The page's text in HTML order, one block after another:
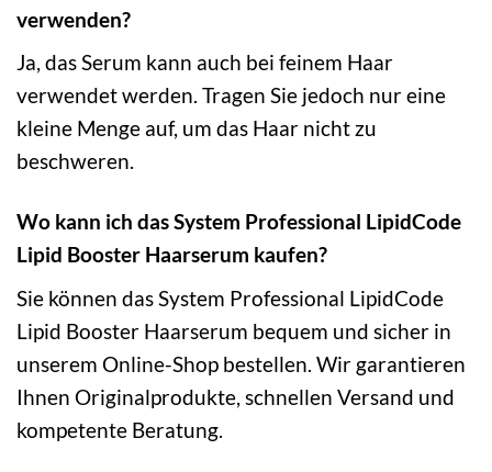
verwenden?
Ja, das Serum kann auch bei feinem Haar
verwendet werden. Tragen Sie jedoch nur eine
kleine Menge auf, um das Haar nicht zu
beschweren.
Wo kann ich das System Professional LipidCode
Lipid Booster Haarserum kaufen?
Sie können das System Professional LipidCode
Lipid Booster Haarserum bequem und sicher in
unserem Online-Shop bestellen. Wir garantieren
Ihnen Originalprodukte, schnellen Versand und
kompetente Beratung.